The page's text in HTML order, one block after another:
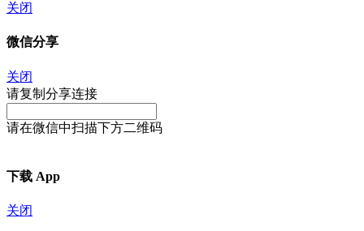
关闭
微信分享
关闭
请复制分享连接
请在微信中扫描下方二维码
下载 App
关闭